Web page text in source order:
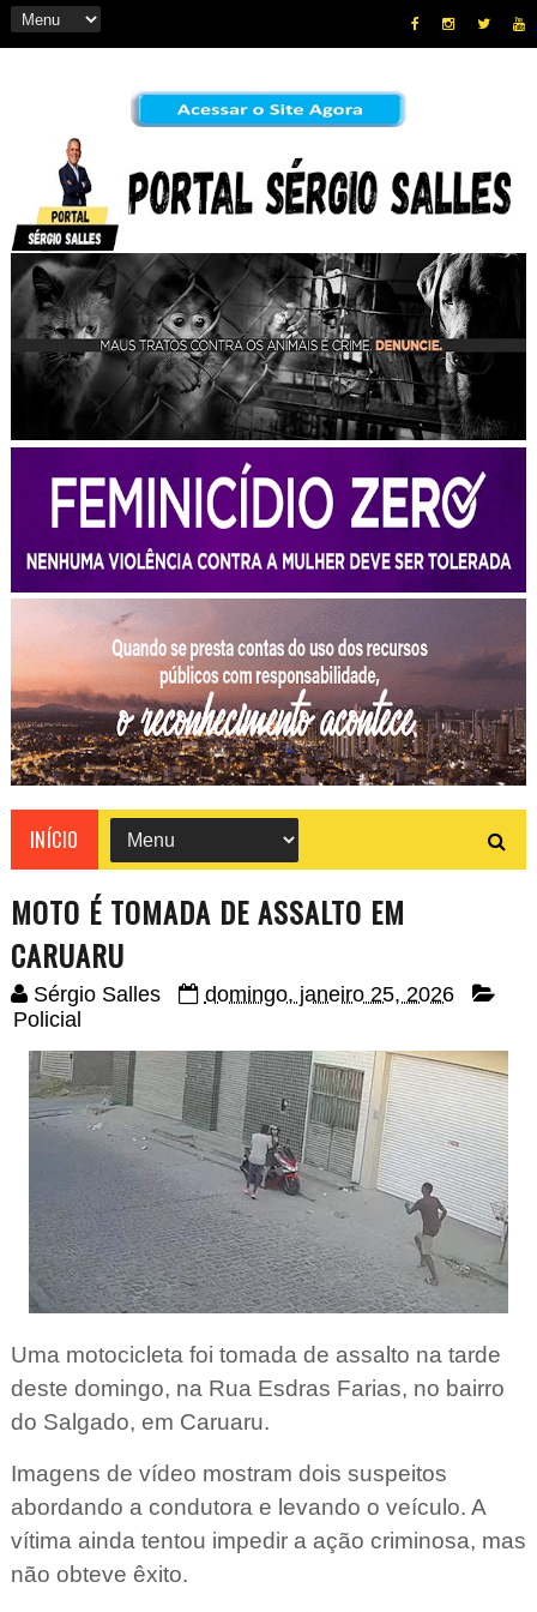
INÍCIO
MOTO É TOMADA DE ASSALTO EM
CARUARU
Sérgio Salles
domingo, janeiro 25, 2026
Policial
Uma motocicleta foi tomada de assalto na tarde
deste domingo, na Rua Esdras Farias, no bairro
do Salgado, em Caruaru.
Imagens de vídeo mostram dois suspeitos
abordando a condutora e levando o veículo. A
vítima ainda tentou impedir a ação criminosa, mas
não obteve êxito.